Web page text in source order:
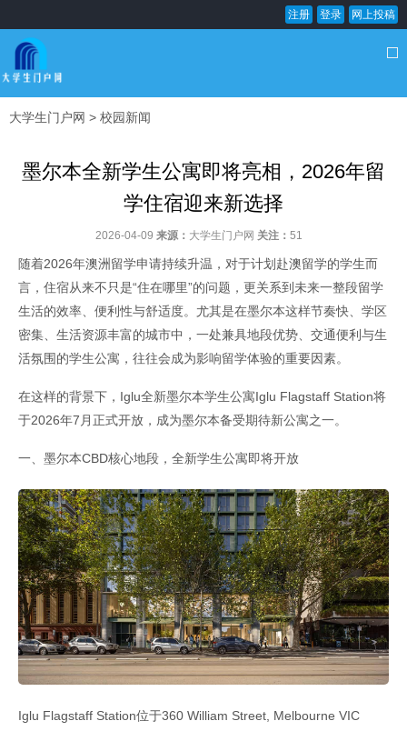
注册 登录 网上投稿
大学生门户网 > 校园新闻
墨尔本全新学生公寓即将亮相，2026年留
学住宿迎来新选择
2026-04-09 来源： 大学生门户网 关注： 51
随着2026年澳洲留学申请持续升温，对于计划赴澳留学的学生而
言，住宿从来不只是“住在哪里”的问题，更关系到未来一整段留学
生活的效率、便利性与舒适度。尤其是在墨尔本这样节奏快、学区
密集、生活资源丰富的城市中，一处兼具地段优势、交通便利与生
活氛围的学生公寓，往往会成为影响留学体验的重要因素。
在这样的背景下，Iglu全新墨尔本学生公寓Iglu Flagstaff Station将
于2026年7月正式开放，成为墨尔本备受期待新公寓之一。
一、墨尔本CBD核心地段，全新学生公寓即将开放
Iglu Flagstaff Station位于360 William Street, Melbourne VIC